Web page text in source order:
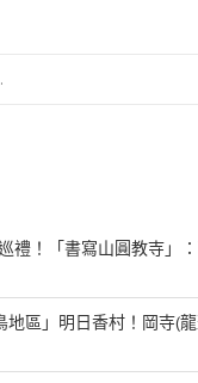
禮！「書寫山圓教寺」
區」明日香村！岡寺(